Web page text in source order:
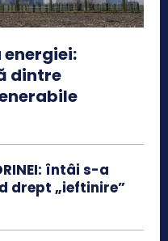
dintre
întâi s-a
drept „ieftinire”